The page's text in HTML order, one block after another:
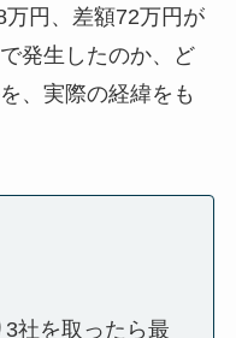
万円、差額72万円が
発生したのか、ど
、実際の経緯をも
社を取ったら最